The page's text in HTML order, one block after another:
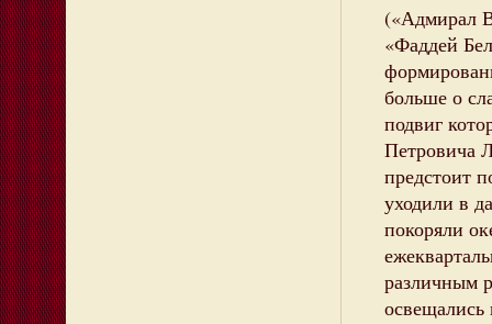
(«Адмирал
«Фаддей
больше о
подвиг
Петровича
предстоит
уходили в
покоряли
различным
освещались